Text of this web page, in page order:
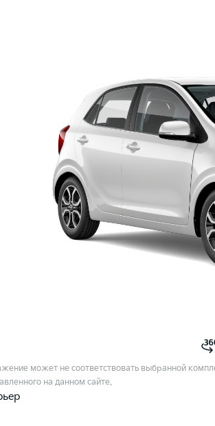
может не соответствовать выбранной
на данном сайте.